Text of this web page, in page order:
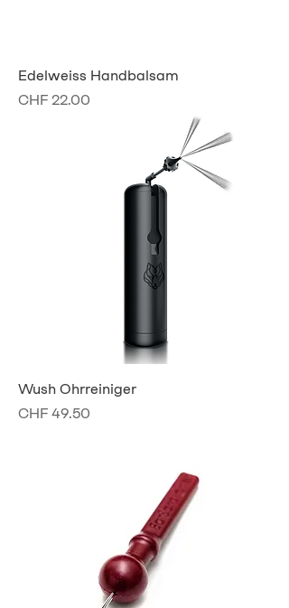
Edelweiss Handbalsam
Preis
CHF 22.00
Wush Ohrreiniger
Preis
CHF 49.50